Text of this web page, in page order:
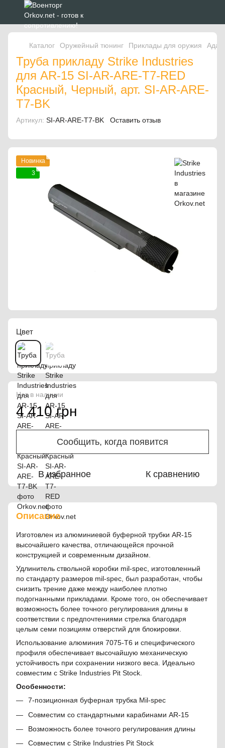
Каталог Оружейный тюнинг Приклады для оружия
Труба прикладу Strike Industries
для AR-15 SI-AR-ARE-T7-RED
Красный, Черный, арт. SI-AR-ARE-
T7-BK
Артикул: SI-AR-ARE-T7-BK Оставить отзыв
Новинка
3
Цвет
Нет в наличии
4 410 грн
Сообщить, когда появится
В избранное К сравнению
Описание
Изготовлен из алюминиевой буферной трубки AR-15
высочайшего качества, отличающейся прочной
конструкцией и современным дизайном.
Удлинитель ствольной коробки mil-spec, изготовленный
по стандарту размеров mil-spec, был разработан, чтобы
снизить трение даже между наиболее плотно
подогнанными прикладами. Кроме того, он обеспечивает
возможность более точного регулирования длины в
соответствии с предпочтениями стрелка благодаря
целым семи позициям отверстий для блокировки.
Использование алюминия 7075-T6 и специфического
профиля обеспечивает высочайшую механическую
устойчивость при сохранении низкого веса. Идеально
совместим с Strike Industries Pit Stock.
Особенности:
7-позиционная буферная трубка Mil-spec
Совместим со стандартными карабинами AR-15
Возможность более точного регулирования длины
Совместим с Strike Industries Pit Stock